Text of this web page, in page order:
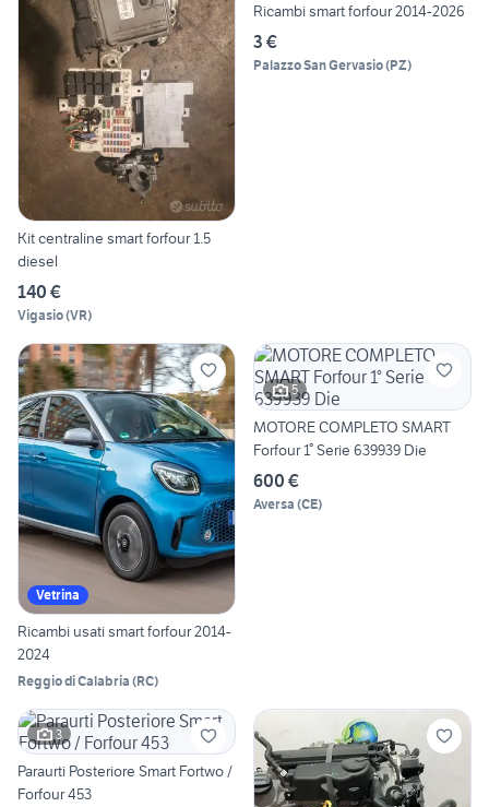
Kit centraline smart forfour 1.5
diesel
140 €
Vigasio(VR)
Ricambi smart forfour 2014-2026
3 €
Palazzo San Gervasio(PZ)
Vetrina
Ricambi usati smart forfour 2014-
2024
Reggio di Calabria (RC)
5
MOTORE COMPLETO SMART
Forfour 1° Serie 639939 Die
600 €
Aversa (CE)
3
Paraurti Posteriore Smart Fortwo /
Forfour 453